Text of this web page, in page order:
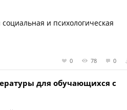
и психологическая
0 78 0
для обучающихся с